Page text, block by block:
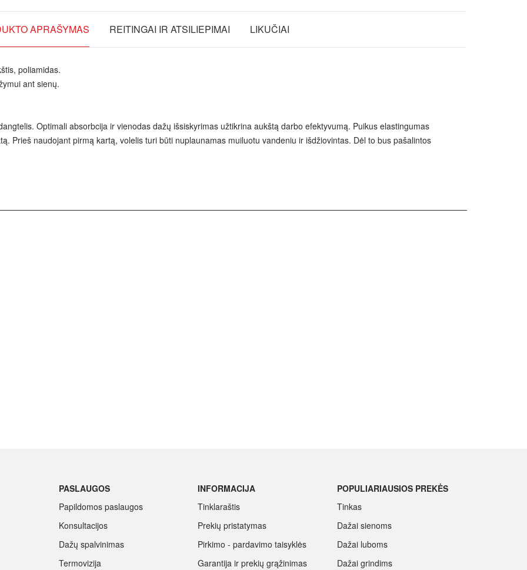
APRAŠYMAS REITINGAI IR ATSILIEPIMAI LIKUČIAI
poliamidas.
ant sienų.
Optimali absorbcija ir vienodas dažų išsiskyrimas užtikrina aukštą darbo efektyvumą. Puikus elastingumas
Prieš naudojant pirmą kartą, volelis turi būti nuplaunamas muiluotu vandeniu ir išdžiovintas. Dėl to bus pašalintos
PASLAUGOS
Papildomos paslaugos
Konsultacijos
Dažų spalvinimas
Termovizija
INFORMACIJA
Tinklaraštis
Prekių pristatymas
Pirkimo - pardavimo taisyklės
Garantija ir prekių grąžinimas
POPULIARIAUSIOS PREKĖS
Tinkas
Dažai sienoms
Dažai luboms
Dažai grindims